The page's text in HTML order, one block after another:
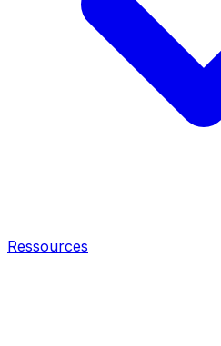
Ressources